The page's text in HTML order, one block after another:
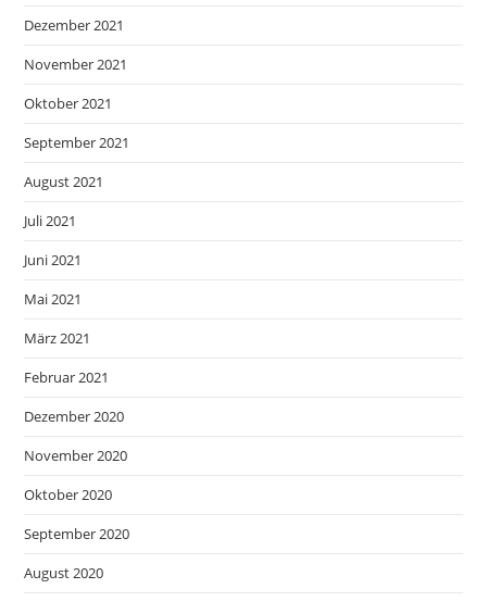
Dezember 2021
November 2021
Oktober 2021
September 2021
August 2021
Juli 2021
Juni 2021
Mai 2021
März 2021
Februar 2021
Dezember 2020
November 2020
Oktober 2020
September 2020
August 2020